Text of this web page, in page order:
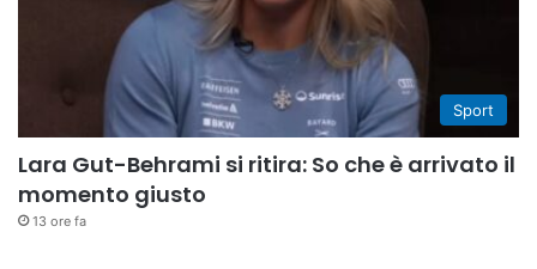
Sport
Lara Gut-Behrami si ritira: So che è arrivato il
momento giusto
13 ore fa